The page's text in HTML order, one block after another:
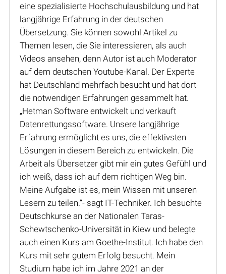
eine spezialisierte Hochschulausbildung und hat
langjährige Erfahrung in der deutschen
Übersetzung. Sie können sowohl Artikel zu
Themen lesen, die Sie interessieren, als auch
Videos ansehen, denn Autor ist auch Moderator
auf dem deutschen Youtube-Kanal. Der Experte
hat Deutschland mehrfach besucht und hat dort
die notwendigen Erfahrungen gesammelt hat.
„Hetman Software entwickelt und verkauft
Datenrettungssoftware. Unsere langjährige
Erfahrung ermöglicht es uns, die effektivsten
Lösungen in diesem Bereich zu entwickeln. Die
Arbeit als Übersetzer gibt mir ein gutes Gefühl und
ich weiß, dass ich auf dem richtigen Weg bin.
Meine Aufgabe ist es, mein Wissen mit unseren
Lesern zu teilen.“- sagt IT-Techniker. Ich besuchte
Deutschkurse an der Nationalen Taras-
Schewtschenko-Universität in Kiew und belegte
auch einen Kurs am Goethe-Institut. Ich habe den
Kurs mit sehr gutem Erfolg besucht. Mein
Studium habe ich im Jahre 2021 an der